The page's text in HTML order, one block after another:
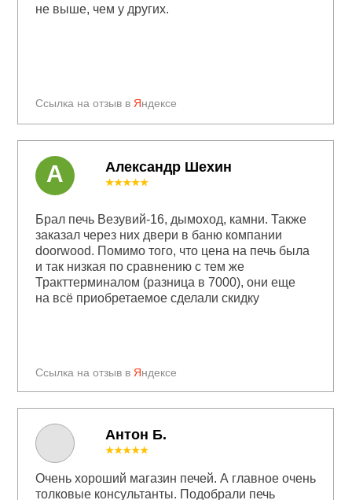
Антон Б.
Ссылка на отзыв в Яндексе
не выше, чем у других.
Александр Шехин
Ссылка на отзыв в Яндексе
★★★★★
Брал печь Везувий-16, дымоход, камни. Также
заказал через них двери в баню компании
doorwood. Помимо того, что цена на печь была
и так низкая по сравнению с тем же
Тракттерминалом (разница в 7000), они еще
на всё приобретаемое сделали скидку
А
★★★★★
Очень хороший магазин печей. А главное очень
толковые консультанты. Подобрали печь